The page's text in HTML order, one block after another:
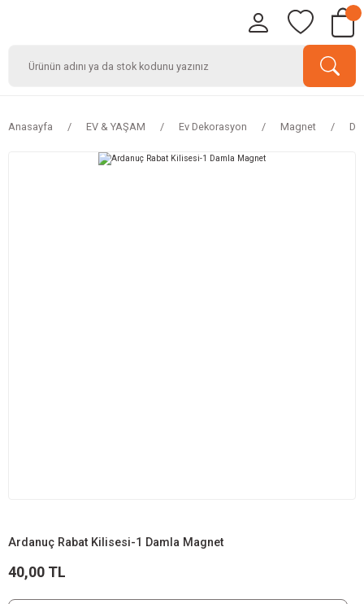
Anasayfa EV & YAŞAM Ev Dekorasyon Magnet
Ardanuç Rabat Kilisesi-1 Damla Magnet
40,00 TL